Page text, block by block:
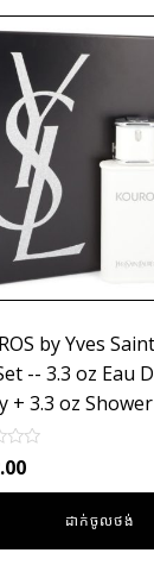
by Yves
-- 3.3 oz Eau
+ 3.3 oz
ដាក់ចូលថង់